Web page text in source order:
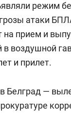
режим
атаки
на прием и
в воздушной
и прилет.
Белград —